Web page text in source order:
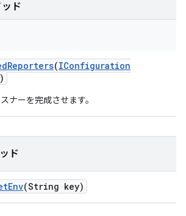
ド
Reporters(IConfiguration
ナーを完成させます。
ド
Env(String key)